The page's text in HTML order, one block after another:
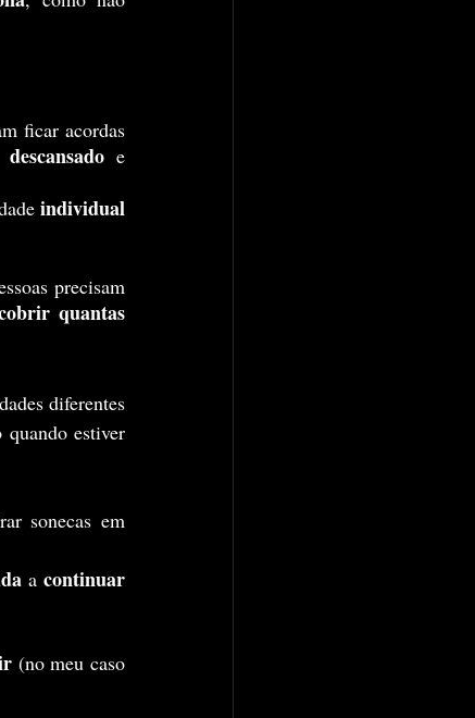
descansado
individual
quantas
estiver
sonecas em
a
(no meu caso